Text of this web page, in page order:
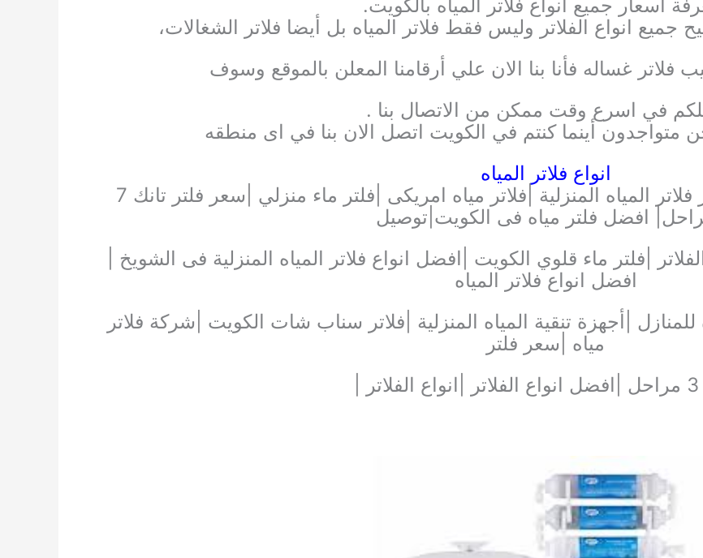
اسعار جميع انواع فلاتر المياه بالكويت.
جميع انواع الفلاتر وليس فقط فلاتر المياه بل أيضا فلاتر الشغالات،
فلاتر غساله فأنا بنا الان علي أرقامنا المعلن بالموقع وسوف
في اسرع وقت ممكن من الاتصال بنا .
متواجدون أينما كنتم في الكويت اتصل الان بنا في اى منطقه
انواع فلاتر المياه
|اسعار فلاتر المياه المنزلية |فلاتر مياه امريكى |فلتر ماء منزلي |سعر فلتر تانك 7
افضل فلتر مياه فى الكويت|توصيل
|فلتر ماء قلوي الكويت |افضل انواع فلاتر المياه المنزلية فى الشويخ |
افضل انواع فلاتر المياه
للمنازل |أجهزة تنقية المياه المنزلية |فلاتر سناب شات الكويت |شركة فلاتر
مياه |سعر فلتر